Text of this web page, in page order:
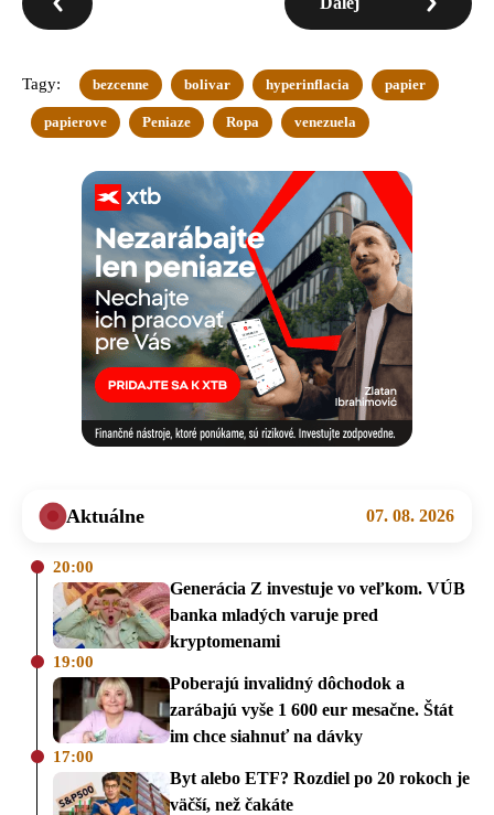
Tagy: bezcenne bolivar hyperinflacia papier
papierove Peniaze Ropa venezuela
Aktuálne 07. 08. 2026
20:00
Generácia Z investuje vo veľkom. VÚB
banka mladých varuje pred
kryptomenami
19:00
Poberajú invalidný dôchodok a
zarábajú vyše 1 600 eur mesačne. Štát
im chce siahnuť na dávky
17:00
Byt alebo ETF? Rozdiel po 20 rokoch je
väčší, než čakáte